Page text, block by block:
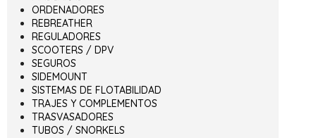
ORDENADORES
REBREATHER
REGULADORES
SCOOTERS / DPV
SEGUROS
SIDEMOUNT
SISTEMAS DE FLOTABILIDAD
TRAJES Y COMPLEMENTOS
TRASVASADORES
TUBOS / SNORKELS